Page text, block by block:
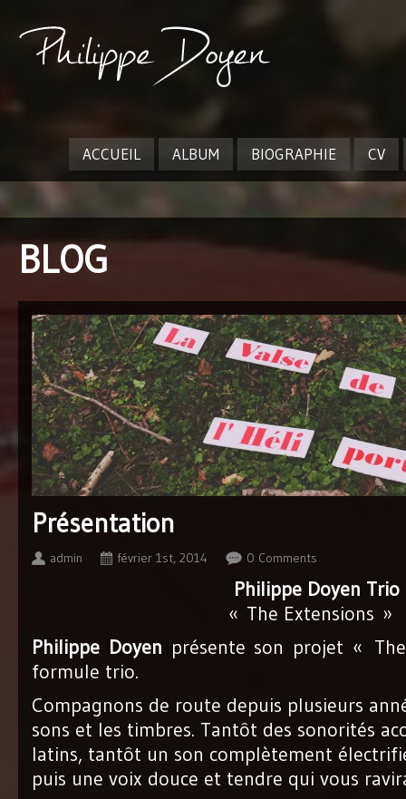
ACCUEIL ALBUM BIOGRAPHIE CV
BLOG
Présentation
admin février 1st, 2014 0 Comments
Philippe Doyen Trio
« The Extensions »
Philippe Doyen présente son projet «
formule trio.
Compagnons de route depuis plusieurs
sons et les timbres. Tantôt des sonorités
latins, tantôt un son complètement
puis une voix douce et tendre qui vous